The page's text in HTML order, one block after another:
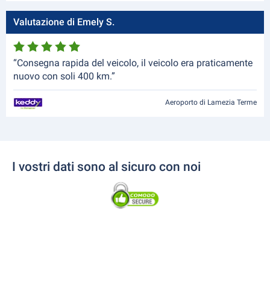
Valutazione di Emely S.
“Consegna rapida del veicolo, il veicolo era praticamente
nuovo con soli 400 km.”
Aeroporto di Lamezia Terme
I vostri dati sono al sicuro con noi